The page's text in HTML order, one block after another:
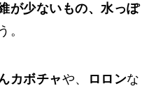
が少ないもの、水っぽ
。
カボチャや、 ロロンな